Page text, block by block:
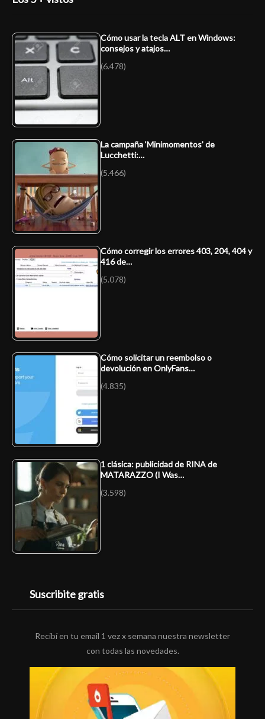
Cómo usar la tecla ALT en Windows:
consejos y atajos…
(6.478)
La campaña ‘Minimomentos’ de
Lucchetti:…
(5.466)
Cómo corregir los errores 403, 204, 404 y
416 de…
(5.078)
Cómo solicitar un reembolso o
devolución en OnlyFans…
(4.835)
1 clásica: publicidad de RINA de
MATARAZZO (I Was…
(3.598)
Suscribite gratis
Recibí en tu email 1 vez x semana nuestra newsletter
con todas las novedades.